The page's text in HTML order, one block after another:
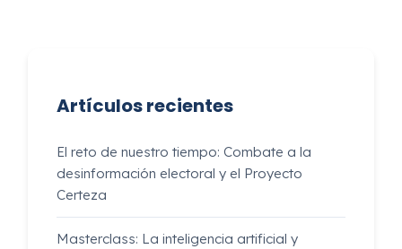
Artículos recientes
El reto de nuestro tiempo: Combate a la
desinformación electoral y el Proyecto
Certeza
Masterclass: La inteligencia artificial y